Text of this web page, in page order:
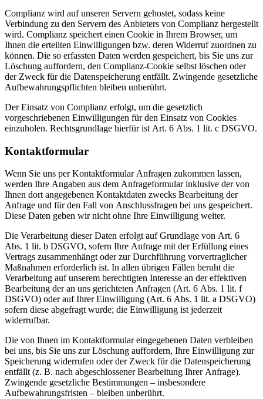
Complianz wird auf unseren Servern gehostet, sodass keine
Verbindung zu den Servern des Anbieters von Complianz hergestellt
wird. Complianz speichert einen Cookie in Ihrem Browser, um
Ihnen die erteilten Einwilligungen bzw. deren Widerruf zuordnen zu
können. Die so erfassten Daten werden gespeichert, bis Sie uns zur
Löschung auffordern, den Complianz-Cookie selbst löschen oder
der Zweck für die Datenspeicherung entfällt. Zwingende gesetzliche
Aufbewahrungspflichten bleiben unberührt.
Der Einsatz von Complianz erfolgt, um die gesetzlich
vorgeschriebenen Einwilligungen für den Einsatz von Cookies
einzuholen. Rechtsgrundlage hierfür ist Art. 6 Abs. 1 lit. c DSGVO.
Kontaktformular
Wenn Sie uns per Kontaktformular Anfragen zukommen lassen,
werden Ihre Angaben aus dem Anfrageformular inklusive der von
Ihnen dort angegebenen Kontaktdaten zwecks Bearbeitung der
Anfrage und für den Fall von Anschlussfragen bei uns gespeichert.
Diese Daten geben wir nicht ohne Ihre Einwilligung weiter.
Die Verarbeitung dieser Daten erfolgt auf Grundlage von Art. 6
Abs. 1 lit. b DSGVO, sofern Ihre Anfrage mit der Erfüllung eines
Vertrags zusammenhängt oder zur Durchführung vorvertraglicher
Maßnahmen erforderlich ist. In allen übrigen Fällen beruht die
Verarbeitung auf unserem berechtigten Interesse an der effektiven
Bearbeitung der an uns gerichteten Anfragen (Art. 6 Abs. 1 lit. f
DSGVO) oder auf Ihrer Einwilligung (Art. 6 Abs. 1 lit. a DSGVO)
sofern diese abgefragt wurde; die Einwilligung ist jederzeit
widerrufbar.
Die von Ihnen im Kontaktformular eingegebenen Daten verbleiben
bei uns, bis Sie uns zur Löschung auffordern, Ihre Einwilligung zur
Speicherung widerrufen oder der Zweck für die Datenspeicherung
entfällt (z. B. nach abgeschlossener Bearbeitung Ihrer Anfrage).
Zwingende gesetzliche Bestimmungen – insbesondere
Aufbewahrungsfristen – bleiben unberührt.